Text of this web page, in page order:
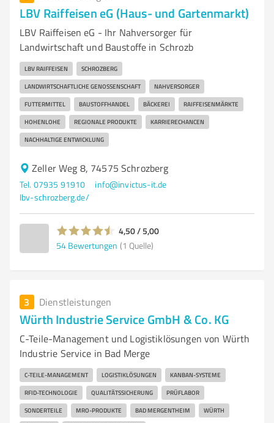
LBV Raiffeisen eG (Haus- und Gartenmarkt)
LBV Raiffeisen eG - Ihr Nahversorger für
Landwirtschaft und Baustoffe in Schrozb
LBV RAIFFEISEN SCHROZBERG
LANDWIRTSCHAFTLICHE GENOSSENSCHAFT NAHVERSORGER
FUTTERMITTEL BAUSTOFFHANDEL BÄCKEREI RAIFFEISENMÄRKTE
HOHENLOHE REGIONALE PRODUKTE KARRIERECHANCEN
NACHHALTIGE ENTWICKLUNG
Zeller Weg 8, 74575 Schrozberg
Tel. 07935 91910
info@invictus-it.de
lbv-schrozberg.de/
4,50 / 5,00
54 Bewertungen (1 Quelle)
3 Dienstleistungen
Würth Industrie Service GmbH & Co. KG
C-Teile-Management und Logistiklösungen von Würth
Industrie Service in Bad Merge
C-TEILE-MANAGEMENT LOGISTIKLÖSUNGEN KANBAN-SYSTEME
RFID-TECHNOLOGIE QUALITÄTSSICHERUNG PRÜFLABOR
SONDERTEILE MRO-PRODUKTE BAD MERGENTHEIM WÜRTH